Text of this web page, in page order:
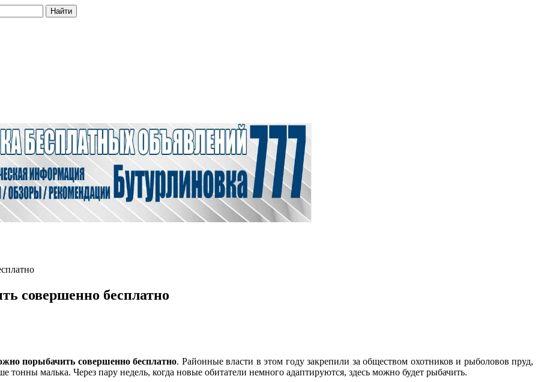
Найти
совершенно бесплатно
порыбачить совершенно бесплатно. Районные власти в этом году закрепили за обществом охотников и рыболовов пруд,
малька. Через пару недель, когда новые обитатели немного адаптируются, здесь можно будет рыбачить.